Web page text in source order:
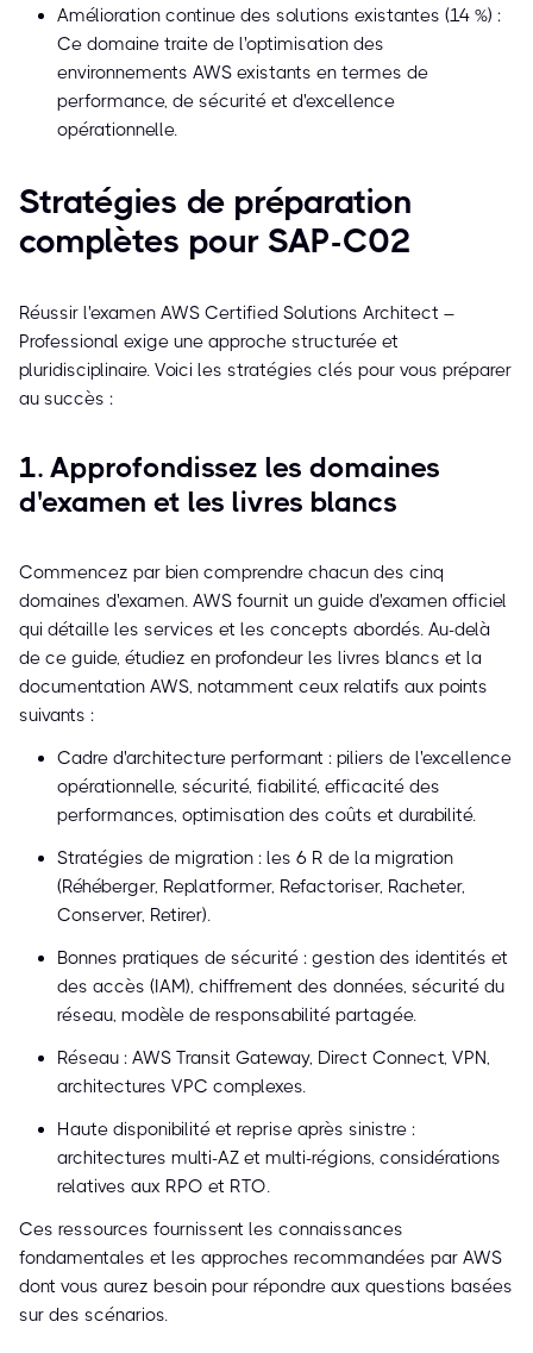
Amélioration continue des solutions existantes (14 %) :
Ce domaine traite de l'optimisation des
environnements AWS existants en termes de
performance, de sécurité et d'excellence
opérationnelle.
Stratégies de préparation
complètes pour SAP-C02
Réussir l'examen AWS Certified Solutions Architect –
Professional exige une approche structurée et
pluridisciplinaire. Voici les stratégies clés pour vous préparer
au succès :
1. Approfondissez les domaines
d'examen et les livres blancs
Commencez par bien comprendre chacun des cinq
domaines d'examen. AWS fournit un guide d'examen officiel
qui détaille les services et les concepts abordés. Au-delà
de ce guide, étudiez en profondeur les livres blancs et la
documentation AWS, notamment ceux relatifs aux points
suivants :
Cadre d'architecture performant : piliers de l'excellence
opérationnelle, sécurité, fiabilité, efficacité des
performances, optimisation des coûts et durabilité.
Stratégies de migration : les 6 R de la migration
(Réhéberger, Replatformer, Refactoriser, Racheter,
Conserver, Retirer).
Bonnes pratiques de sécurité : gestion des identités et
des accès (IAM), chiffrement des données, sécurité du
réseau, modèle de responsabilité partagée.
Réseau : AWS Transit Gateway, Direct Connect, VPN,
architectures VPC complexes.
Haute disponibilité et reprise après sinistre :
architectures multi-AZ et multi-régions, considérations
relatives aux RPO et RTO.
Ces ressources fournissent les connaissances
fondamentales et les approches recommandées par AWS
dont vous aurez besoin pour répondre aux questions basées
sur des scénarios.